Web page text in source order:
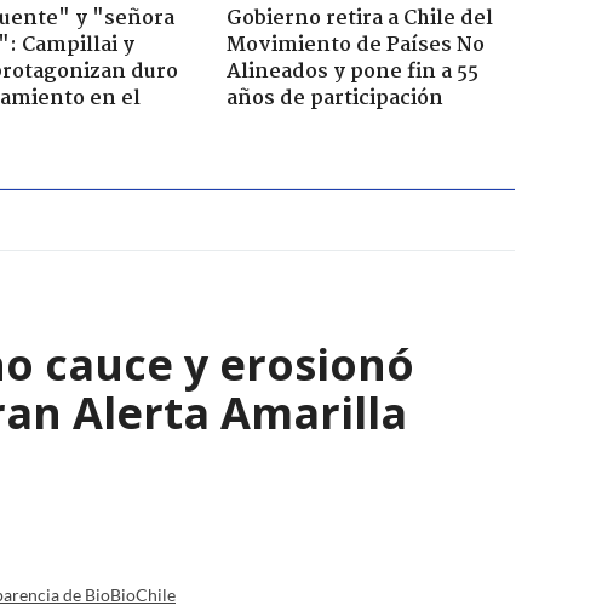
y "señora
Campillai y
duro
en el
Gobierno retira a Chile del
Movimiento de Países No
Alineados y pone fin a 55
años de participación
cauce y erosionó
Alerta Amarilla
de BioBioChile